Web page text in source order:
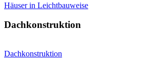
Häuser in Leichtbauweise
Dachkonstruktion
Dachkonstruktion